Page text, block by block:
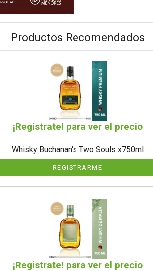
Productos Recomendados
¡Registrate! para ver el precio
Whisky Buchanan's Two Souls x750ml
REGISTRARME
¡Registrate! para ver el precio